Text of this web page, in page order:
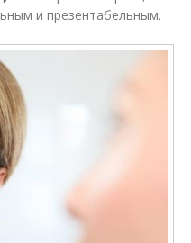
и презентабельным.